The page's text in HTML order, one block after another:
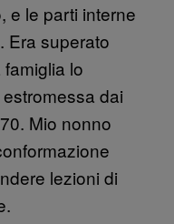
e le parti interne
Era superato
lo
dai
Mio nonno
lezioni di